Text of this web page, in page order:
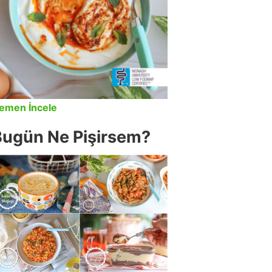
İncele
Ne Pişirsem?